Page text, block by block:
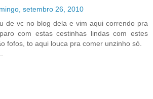
setembro 26, 2010
de vc no blog dela e vim aqui correndo pra
com estas cestinhas lindas com estes
fofos, to aqui louca pra comer unzinho só.